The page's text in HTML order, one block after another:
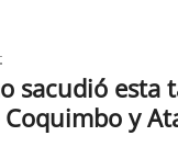
sacudió esta
y